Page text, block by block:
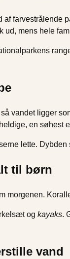
af farvestrålende
ud, mens hele
vandet ligger
en søhest
lette.
til børn
og kayaks.
vand